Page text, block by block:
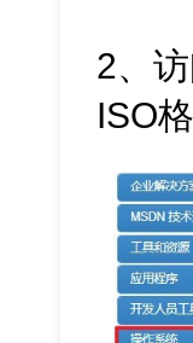
2、
ISO